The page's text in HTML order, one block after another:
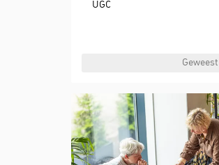
UGC
Geweest